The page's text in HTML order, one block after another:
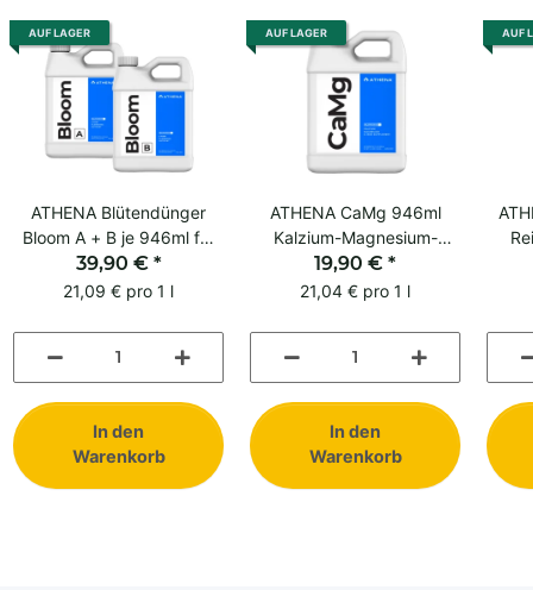
AUF LAGER
ATHENA Blütendünger
Bloom A + B je 946ml für
alle Medien
39,90 € *
21,09 € pro 1 l
In den
Warenkorb
AUF LAGER
ATHENA CaMg 946ml
Kalzium-Magnesium-
Supplement
19,90 € *
21,04 € pro 1 l
In den
Warenkorb
AUF